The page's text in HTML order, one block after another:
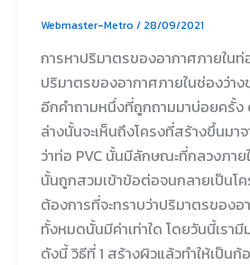
Webmaster-Metro / 28/09/2021
การหาปริมาตรของอากาศภายในท่
ปริมาตรของอากาศภายในช่องว่า
อีกคำถามหนึ่งที่ถูกถามมาบ่อยครั้ง
ล่างนั้นจะเห็นถึงโครงที่สร้างขึ้นมา
ว่าท่อ PVC นั้นมีลักษณะที่กลวงภา
นั้นถูกสวมเข้าข้อต่อจนกลายเป็นโค
ต้องการที่จะทราบว่าปริมาตรของ
ทั้งหมดนั้นมีค่าเท่าใด โดยวันนี้เรามี
ดังนี้ วิธีที่ 1 สร้างผิวแล้วทำให้เป็น